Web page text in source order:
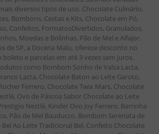
diversos tipos de uso. Chocolate Culinário,
Bombons, Cestas e Kits, Chocolate em Pó,
Confeitos, FormatosDivertidos, Granulados,
Moedas e Bolinhas, Pão de Mel e Alfajor.
de SP, a Doceria Malu, oferece desconto no
e parcelas em até 3 vezes sem juros.
como Bombom Sonho de Valsa Lacta,
Lacta, Chocolate Baton ao Leite Garoto,
Ferrero, Chocolate Twix Mars, Chocolate
Ovo de Páscoa Sabor Chocolate ao Leite
Nestlé, Kinder Ovo Joy Ferrero, Barrinha
Pão de Mel Bauducco, Bombom Serenata de
Ao Leite Tradicional Bel, Confeito Chocolate